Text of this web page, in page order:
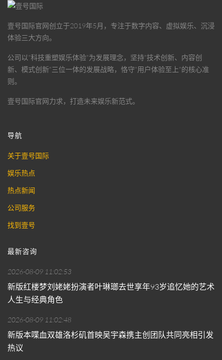
壹号国际官网创立于2019年5月，专注于数字内容、虚拟娱乐、沉浸
体验三大方向。
公司以"科技重塑娱乐体验"为发展理念，坚持"技术创新、内容创
新、模式创新"三位一体的发展战略，恪守"用户体验至上"的核心准
则。
壹号国际官网力求，打造未来娱乐新范式。
导航
关于壹号国际
娱乐热点
热点新闻
公司服务
找到壹号
最新咨询
2026-08-09 11:02:53
新版红楼梦刘姥姥扮演者叶琳瑯去世享年93岁追忆她的艺术
人生与经典角色
2026-08-09 11:02:48
新版本喋血双雄洛杉矶首映吴宇森携主创团队共同亮相引发
热议